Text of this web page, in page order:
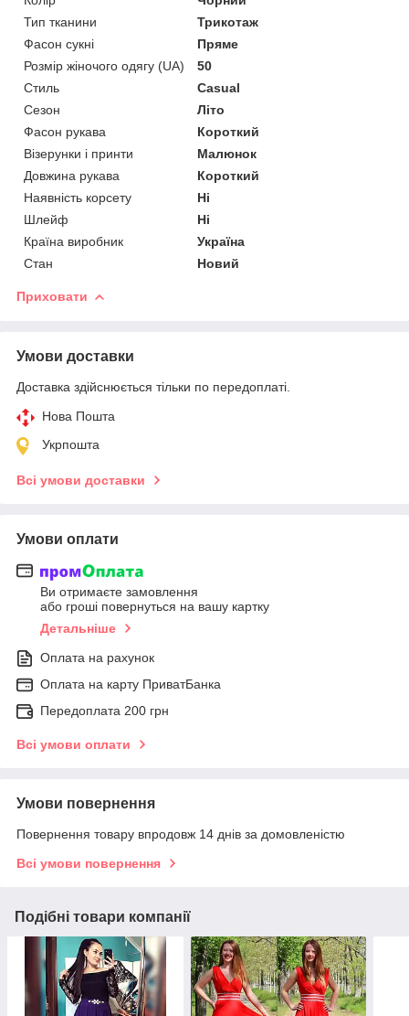
Тип тканини
Трикотаж
Фасон сукні
Пряме
Розмір жіночого одягу (UA)
50
Стиль
Casual
Сезон
Літо
Фасон рукава
Короткий
Візерунки і принти
Малюнок
Довжина рукава
Короткий
Наявність корсету
Ні
Шлейф
Ні
Країна виробник
Україна
Стан
Новий
Приховати
Умови доставки
Доставка здійснюється тільки по передоплаті.
Нова Пошта
Укрпошта
Всі умови доставки
Умови оплати
Ви отримаєте замовлення
або гроші повернуться на вашу картку
Детальніше
Оплата на рахунок
Оплата на карту ПриватБанка
Передоплата 200 грн
Всі умови оплати
Умови повернення
Повернення товару впродовж 14 днів за домовленістю
Всі умови повернення
Подібні товари компанії